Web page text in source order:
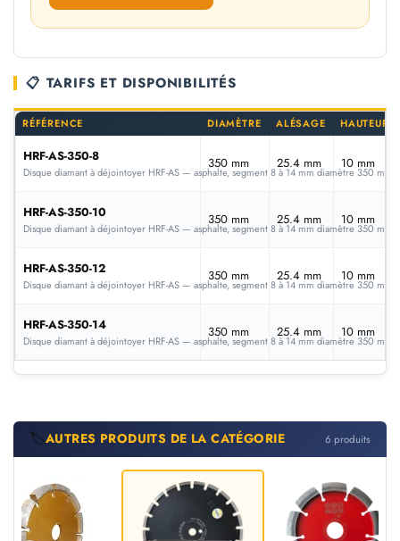
📋 TARIFS ET DISPONIBILITÉS
RÉFÉRENCE DIAMÈTRE ALÉSAGE HAUTEUR
HRF-AS-350-8
Disque diamant à déjointoyer HRF-AS — asphalte, segment 8 à 14 mm diamètre 350 mm
350 mm 25.4 mm 10 mm
HRF-AS-350-10
Disque diamant à déjointoyer HRF-AS — asphalte, segment 8 à 14 mm diamètre 350 mm
350 mm 25.4 mm 10 mm
HRF-AS-350-12
Disque diamant à déjointoyer HRF-AS — asphalte, segment 8 à 14 mm diamètre 350 mm
350 mm 25.4 mm 10 mm
HRF-AS-350-14
Disque diamant à déjointoyer HRF-AS — asphalte, segment 8 à 14 mm diamètre 350 mm
350 mm 25.4 mm 10 mm
🏷️AUTRES PRODUITS DE LA CATÉGORIE 6 produits